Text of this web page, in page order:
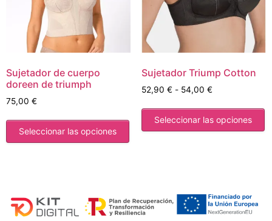
Sujetador de cuerpo
doreen de triumph
75,00 €
Seleccionar las opciones
Sujetador Triump Cotton
52,90 € - 54,00 €
Seleccionar las opciones